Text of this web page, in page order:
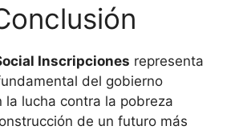
Inscripciones representa
del gobierno
la lucha contra la pobreza
de un futuro más